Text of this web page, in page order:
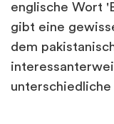
englische Wort
gibt eine
dem